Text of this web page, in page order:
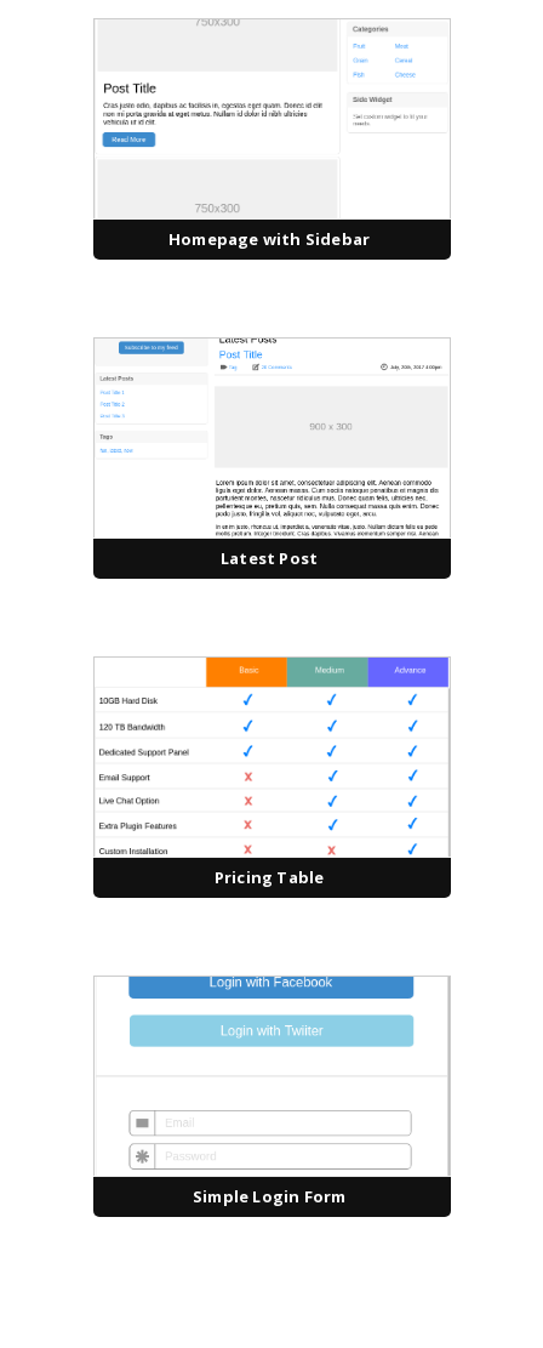
Homepage with Sidebar
Latest Post
Pricing Table
Simple Login Form